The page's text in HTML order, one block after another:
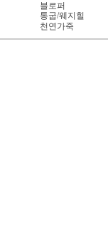
블로퍼
통굽/웨지힐
천연가죽